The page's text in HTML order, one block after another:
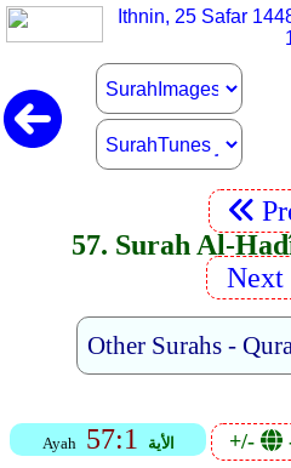
Ithnin, 25 Safar
Next
Ayah 57:1 الأية +/-